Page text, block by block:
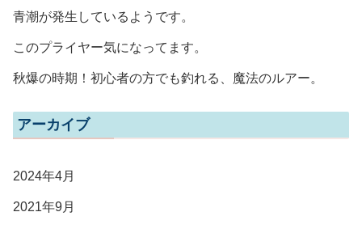
青潮が発生しているようです。
このプライヤー気になってます。
秋爆の時期！初心者の方でも釣れる、魔法のルアー。
アーカイブ
2024年4月
2021年9月